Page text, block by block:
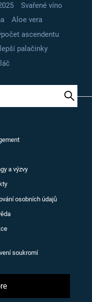
Svařené víno
Aloe vera
ascendentu
palačinky
a výzvy
osobních údajů
soukromí